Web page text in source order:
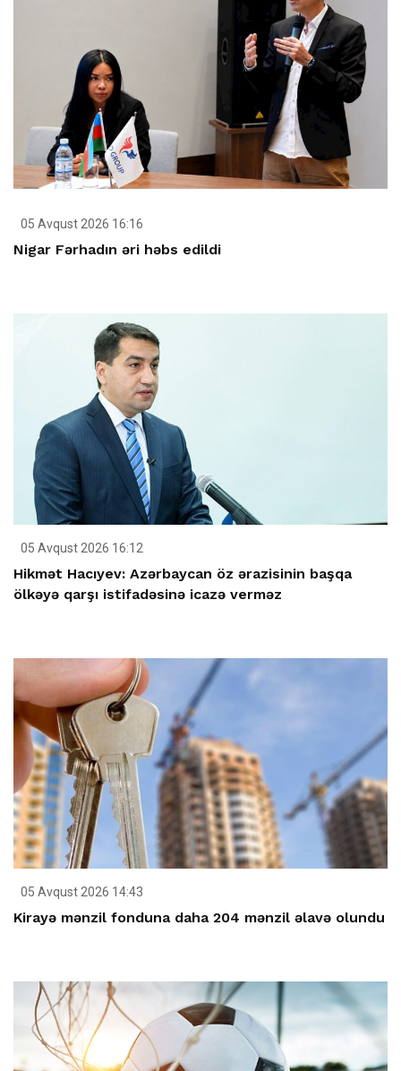
05 Avqust 2026 16:16
Nigar Fərhadın əri həbs edildi
05 Avqust 2026 16:12
Hikmət Hacıyev: Azərbaycan öz ərazisinin başqa
ölkəyə qarşı istifadəsinə icazə verməz
05 Avqust 2026 14:43
Kirayə mənzil fonduna daha 204 mənzil əlavə olundu